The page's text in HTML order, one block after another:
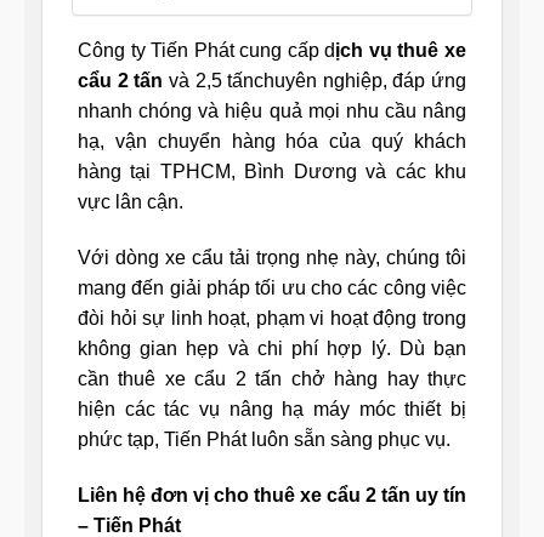
Công ty Tiến Phát cung cấp dịch vụ thuê xe
cẩu 2 tấn và 2,5 tấnchuyên nghiệp, đáp ứng
nhanh chóng và hiệu quả mọi nhu cầu nâng
hạ, vận chuyển hàng hóa của quý khách
hàng tại TPHCM, Bình Dương và các khu
vực lân cận.
Với dòng xe cẩu tải trọng nhẹ này, chúng tôi
mang đến giải pháp tối ưu cho các công việc
đòi hỏi sự linh hoạt, phạm vi hoạt động trong
không gian hẹp và chi phí hợp lý. Dù bạn
cần thuê xe cẩu 2 tấn chở hàng hay thực
hiện các tác vụ nâng hạ máy móc thiết bị
phức tạp, Tiến Phát luôn sẵn sàng phục vụ.
Liên hệ đơn vị cho thuê xe cẩu 2 tấn uy tín
– Tiến Phát